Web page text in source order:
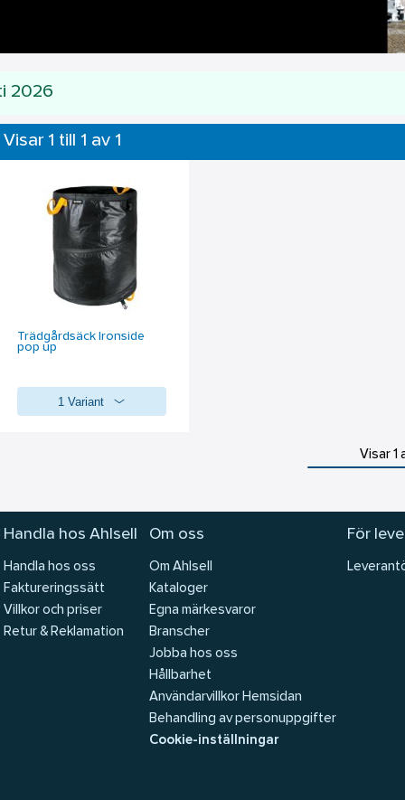
2026
Visar 1 till 1 av 1
Trädgårdsäck Ironside
pop up
1 Variant
Visar 1
Handla hos Ahlsell
Handla hos oss
Faktureringssätt
Villkor och priser
Retur & Reklamation
Om oss
Om Ahlsell
Kataloger
Egna märkesvaror
Branscher
Jobba hos oss
Hållbarhet
Användarvillkor Hemsidan
Behandling av personuppgifter
Cookie-inställningar
För